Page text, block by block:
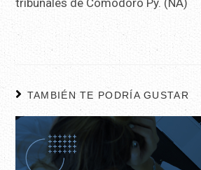
tribunales de Comodoro Py. (NA)
TAMBIÉN TE PODRÍA GUSTAR